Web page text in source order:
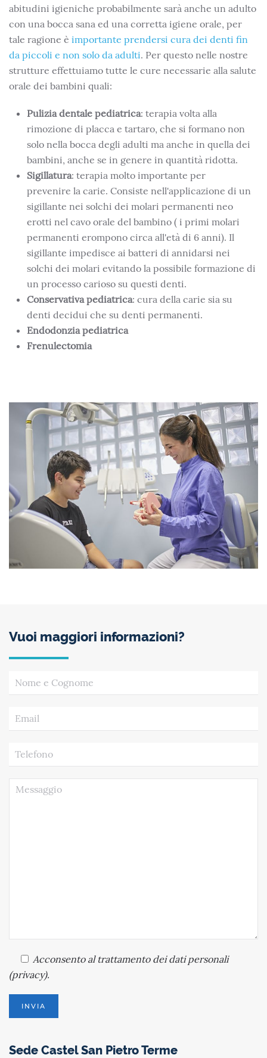
abitudini igieniche probabilmente sarà anche un adulto
con una bocca sana ed una corretta igiene orale, per
tale ragione è importante prendersi cura dei denti fin
da piccoli e non solo da adulti. Per questo nelle nostre
strutture effettuiamo tutte le cure necessarie alla salute
orale dei bambini quali:
Pulizia dentale pediatrica: terapia volta alla
rimozione di placca e tartaro, che si formano non
solo nella bocca degli adulti ma anche in quella dei
bambini, anche se in genere in quantità ridotta.
Sigillatura: terapia molto importante per
prevenire la carie. Consiste nell'applicazione di un
sigillante nei solchi dei molari permanenti neo
erotti nel cavo orale del bambino ( i primi molari
permanenti erompono circa all'età di 6 anni). Il
sigillante impedisce ai batteri di annidarsi nei
solchi dei molari evitando la possibile formazione di
un processo carioso su questi denti.
Conservativa pediatrica: cura della carie sia su
denti decidui che su denti permanenti.
Endodonzia pediatrica
Frenulectomia
Vuoi maggiori informazioni?
Acconsentoal trattamento dei dati personali
(privacy).
Sede Castel San Pietro Terme